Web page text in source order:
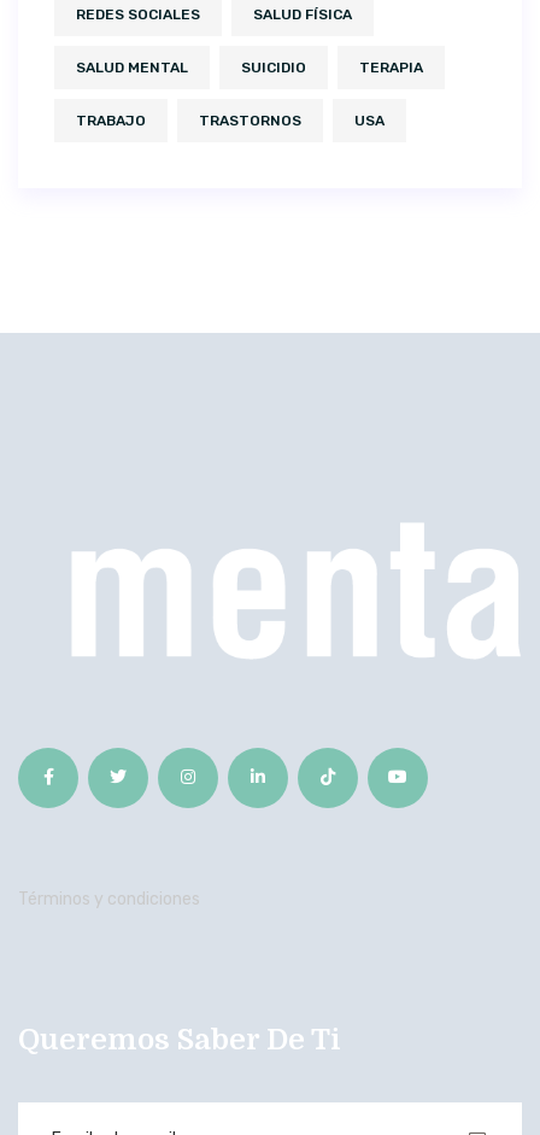
REDES SOCIALES SALUD FÍSICA
SALUD MENTAL SUICIDIO TERAPIA
TRABAJO TRASTORNOS USA
Términos y condiciones
Queremos Saber De Ti